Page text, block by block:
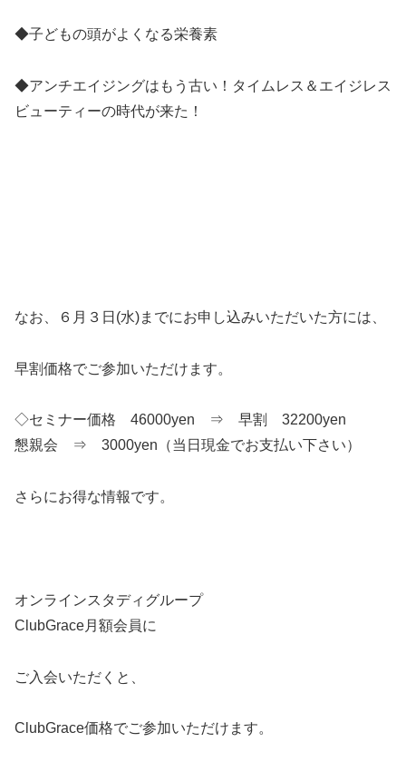
◆子どもの頭がよくなる栄養素
◆アンチエイジングはもう古い！タイムレス＆エイジレス
ビューティーの時代が来た！
なお、６月３日(水)までにお申し込みいただいた方には
早割価格でご参加いただけます。
◇セミナー価格 46000yen ⇒ 早割 32200yen
懇親会 ⇒ 3000yen（当日現金でお支払い下さい）
さらにお得な情報です。
オンラインスタディグループ
ClubGrace月額会員に
ご入会いただくと、
ClubGrace価格でご参加いただけます。